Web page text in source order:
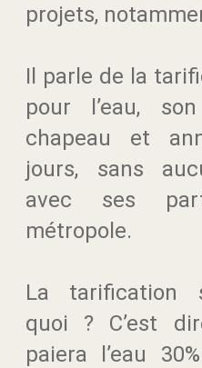
projets,
Il parle de la
pour l’eau,
chapeau et
jours, sans
avec ses
métropole.
La tarification
quoi ? C’est
paiera l’eau